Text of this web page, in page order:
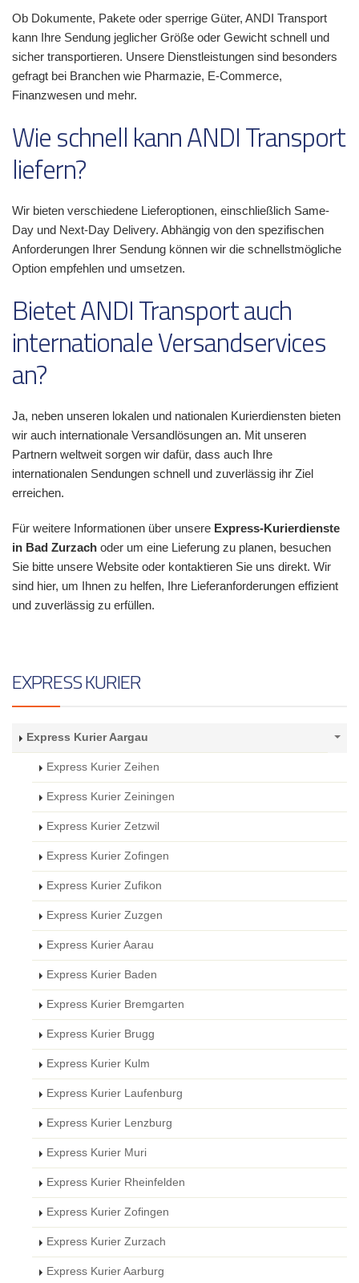
Ob Dokumente, Pakete oder sperrige Güter, ANDI Transport
kann Ihre Sendung jeglicher Größe oder Gewicht schnell und
sicher transportieren. Unsere Dienstleistungen sind besonders
gefragt bei Branchen wie Pharmazie, E-Commerce,
Finanzwesen und mehr.
Wie schnell kann ANDI Transport
liefern?
Wir bieten verschiedene Lieferoptionen, einschließlich Same-
Day und Next-Day Delivery. Abhängig von den spezifischen
Anforderungen Ihrer Sendung können wir die schnellstmögliche
Option empfehlen und umsetzen.
Bietet ANDI Transport auch
internationale Versandservices
an?
Ja, neben unseren lokalen und nationalen Kurierdiensten bieten
wir auch internationale Versandlösungen an. Mit unseren
Partnern weltweit sorgen wir dafür, dass auch Ihre
internationalen Sendungen schnell und zuverlässig ihr Ziel
erreichen.
Für weitere Informationen über unsere Express-Kurierdienste
in Bad Zurzach oder um eine Lieferung zu planen, besuchen
Sie bitte unsere Website oder kontaktieren Sie uns direkt. Wir
sind hier, um Ihnen zu helfen, Ihre Lieferanforderungen effizient
und zuverlässig zu erfüllen.
EXPRESS KURIER
Express Kurier Aargau
Express Kurier Zeihen
Express Kurier Zeiningen
Express Kurier Zetzwil
Express Kurier Zofingen
Express Kurier Zufikon
Express Kurier Zuzgen
Express Kurier Aarau
Express Kurier Baden
Express Kurier Bremgarten
Express Kurier Brugg
Express Kurier Kulm
Express Kurier Laufenburg
Express Kurier Lenzburg
Express Kurier Muri
Express Kurier Rheinfelden
Express Kurier Zofingen
Express Kurier Zurzach
Express Kurier Aarburg